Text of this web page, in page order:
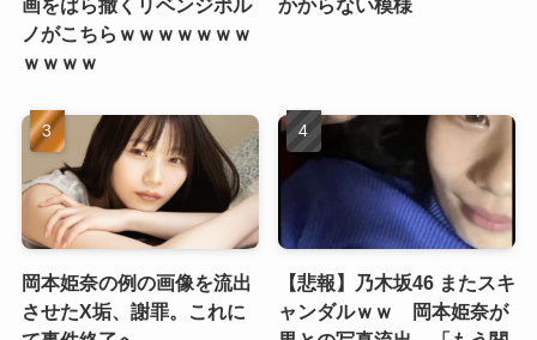
画をばら撒くリベンジポル
ノがこちらｗｗｗｗｗｗｗ
ｗｗｗｗ
かからない模様
岡本姫奈の例の画像を流出
させたX垢、謝罪。これに
【悲報】乃木坂46 またスキ
ャンダルｗｗ 岡本姫奈が